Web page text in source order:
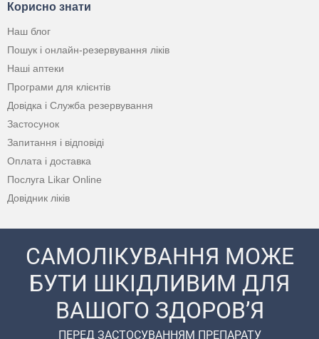
Корисно знати
Наш блог
Пошук і онлайн-резервування ліків
Наші аптеки
Програми для клієнтів
Довідка і Служба резервування
Застосунок
Запитання і відповіді
Оплата і доставка
Послуга Likar Online
Довідник ліків
САМОЛІКУВАННЯ МОЖЕ
БУТИ ШКІДЛИВИМ ДЛЯ
ВАШОГО ЗДОРОВ’Я
ПЕРЕД ЗАСТОСУВАННЯМ ПРЕПАРАТУ